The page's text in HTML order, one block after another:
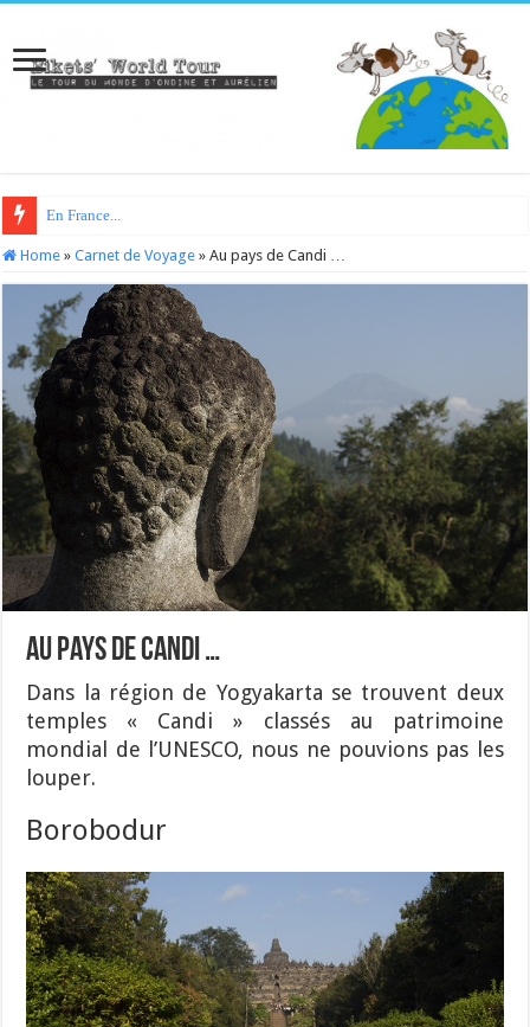
En France...
Home » Carnet de Voyage » Au pays de Candi …
Au pays de Candi …
Dans la région de Yogyakarta se trouvent deux
temples « Candi » classés au patrimoine
mondial de l’UNESCO, nous ne pouvions pas les
louper.
Borobodur